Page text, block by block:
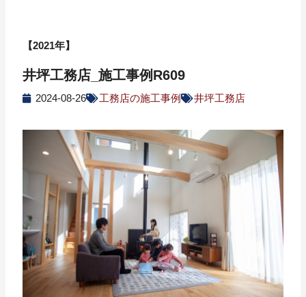
【2021年】
井坪工務店_施工事例R609
2024-08-26 工務店の施工事例 井坪工務店